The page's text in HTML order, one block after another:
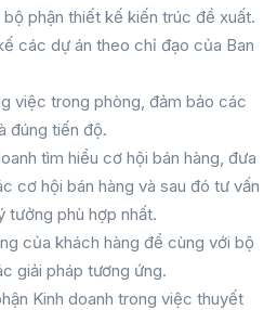
phận thiết kế kiến trúc đề xuất.
các dự án theo chỉ đạo của Ban
việc trong phòng, đảm bảo các
đúng tiến độ.
tìm hiểu cơ hội bán hàng, đưa
cơ hội bán hàng và sau đó tư vấn
tưởng phù hợp nhất.
của khách hàng để cùng với bộ
giải pháp tương ứng.
Kinh doanh trong việc thuyết